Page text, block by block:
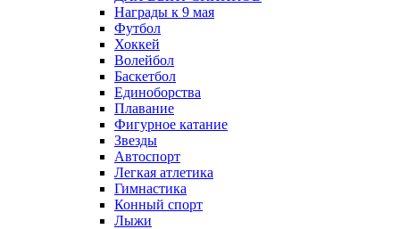
Награды к 9 мая
Футбол
Хоккей
Волейбол
Баскетбол
Единоборства
Плавание
Фигурное катание
Звезды
Автоспорт
Легкая атлетика
Гимнастика
Конный спорт
Лыжи